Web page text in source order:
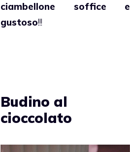
ciambellone soffice e
gustoso!!!
Budino al
cioccolato